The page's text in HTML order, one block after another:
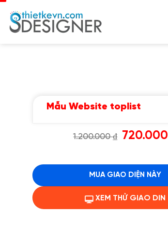
đến
nội
Mẫu Website toplist
1.200.000₫
Giá
gốc
720.000
MUA GIAO DIỆN NÀY
XEM THỬ GIAO DIN